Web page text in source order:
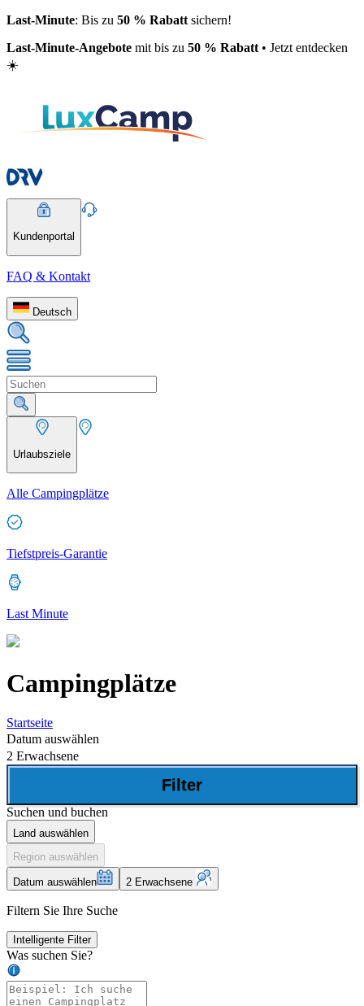
Last-Minute: Bis zu 50 % Rabatt sichern!
Last-Minute-Angebote mit bis zu 50 % Rabatt • Jetzt entdecken
☀️
Kundenportal
FAQ & Kontakt
Deutsch
Urlaubsziele
Alle Campingplätze
Tiefstpreis-Garantie
Last Minute
Campingplätze
Startseite
Datum auswählen
2 Erwachsene
Filter
Suchen und buchen
Land auswählen
Region auswählen
Datum auswählen 2 Erwachsene
Filtern Sie Ihre Suche
Intelligente Filter
Was suchen Sie?